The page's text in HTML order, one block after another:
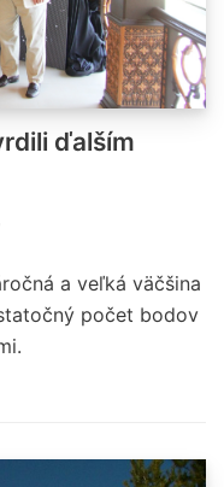
ďalším
a veľká väčšina
počet bodov